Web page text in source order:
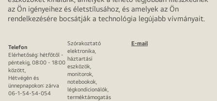
az Ön igényeihez és életstílusához, és amelyek az Ön
rendelkezésére bocsátják a technológia legújabb vívmányait.
Telefon
Elérhetőség: hétfőtől -
péntekig, 08:00 - 18:00
között,
Hétvégén és
ünnepnapokon: zárva
06-1-54-54-054
Szórakoztató
elektronika,
háztartási
eszközök,
monitorok,
notebookok,
légkondicionálók,
terméktámogatás
E-mail